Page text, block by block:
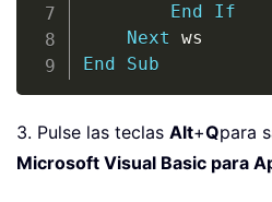
End
If
Next
End
Sub
3. Pulse las teclas Alt+Qpara
Microsoft Visual Basic para